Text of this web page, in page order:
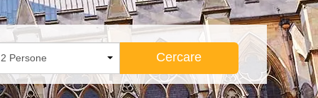
Cercare